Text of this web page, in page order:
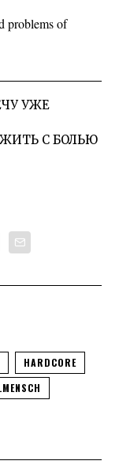
problems of
УЖЕ
С БОЛЬЮ
HARDCORE